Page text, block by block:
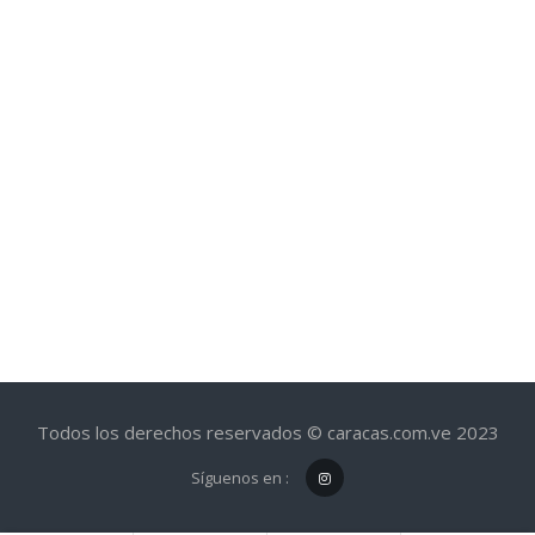
Todos los derechos reservados © caracas.com.ve 2023
Síguenos en :